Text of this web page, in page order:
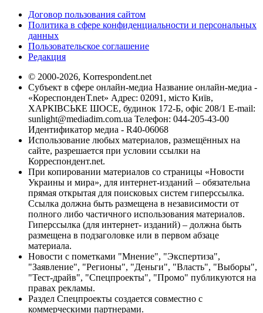
Договор пользования сайтом
Политика в сфере конфиденциальности и персональных
данных
Пользовательское соглашение
Редакция
© 2000-2026, Korrespondent.net
Субъект в сфере онлайн-медиа Название онлайн-медиа -
«КореспонденТ.net» Адрес: 02091, місто Київ,
ХАРКІВСЬКЕ ШОСЕ, будинок 172-Б, офіс 208/1 E-mail:
sunlight@mediadim.com.ua Телефон: 044-205-43-00
Идентификатор медиа - R40-06068
Использование любых материалов, размещённых на
сайте, разрешается при условии ссылки на
Корреспондент.net.
При копировании материалов со страницы «Новости
Украины и мира», для интернет-изданий – обязательна
прямая открытая для поисковых систем гиперссылка.
Ссылка должна быть размещена в независимости от
полного либо частичного использования материалов.
Гиперссылка (для интернет- изданий) – должна быть
размещена в подзаголовке или в первом абзаце
материала.
Новости с пометками "Мнение", "Экспертиза",
"Заявление", "Регионы", "Деньги", "Власть", "Выборы",
"Тест-драйв", "Спецпроекты", "Промо" публикуются на
правах рекламы.
Раздел Спецпроекты создается совместно с
коммерческими партнерами.